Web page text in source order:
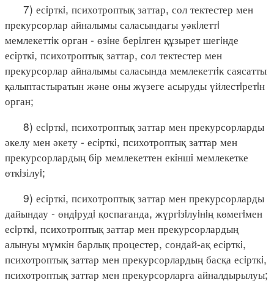
7) есiрткi, психотроптық заттар, сол тектестер мен
прекурсорлар айналымы саласындағы уәкiлеттi
мемлекеттiк орган - өзiне берiлген құзырет шегiнде
есiрткi, психотроптық заттар, сол тектестер мен
прекурсорлар айналымы саласында мемлекеттiк саясатты
қалыптастыратын және оны жүзеге асыруды үйлестiретiн
орган;
8) есiрткi, психотроптық заттар мен прекурсорларды
әкелу мен әкету - есiрткi, психотроптық заттар мен
прекурсорлардың бiр мемлекеттен екiншi мемлекетке
өткiзілуi;
9) есiрткi, психотроптық заттар мен прекурсорларды
дайындау - өндiрудi қоспағанда, жүргiзiлуiнiң көмегiмен
есiрткi, психотроптық заттар мен прекурсорлардың
алынуы мүмкiн барлық процестер, сондай-ақ есiрткi,
психотроптық заттар мен прекурсорлардың басқа есiрткi,
психотроптық заттар мен прекурсорларға айналдырылуы;